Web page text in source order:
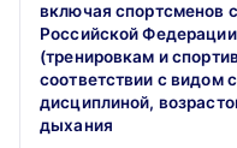
включая спортсменов
Российской
(тренировкам и
соответствии с видом
дисциплиной,
дыхания